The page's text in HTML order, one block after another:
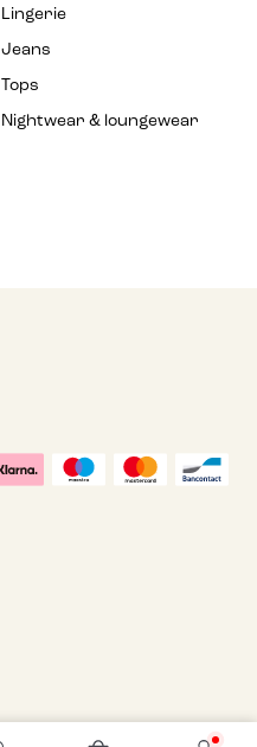
Lingerie
Jeans
Tops
Nightwear & loungewear